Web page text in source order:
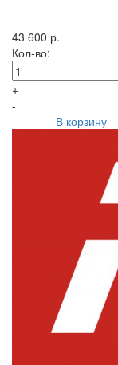
43 600 р.
Кол-во:
+
-
В корзину